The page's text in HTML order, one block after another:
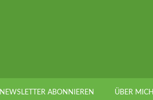
NEWSLETTER ABONNIEREN ÜBER MICH